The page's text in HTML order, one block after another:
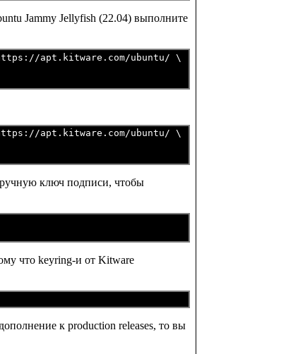
Jammy Jellyfish (22.04) выполните
apt.kitware.com/ubuntu/ \
apt.kitware.com/ubuntu/ \
ключ подписи, чтобы
что keyring-и от Kitware
к production releases, то вы